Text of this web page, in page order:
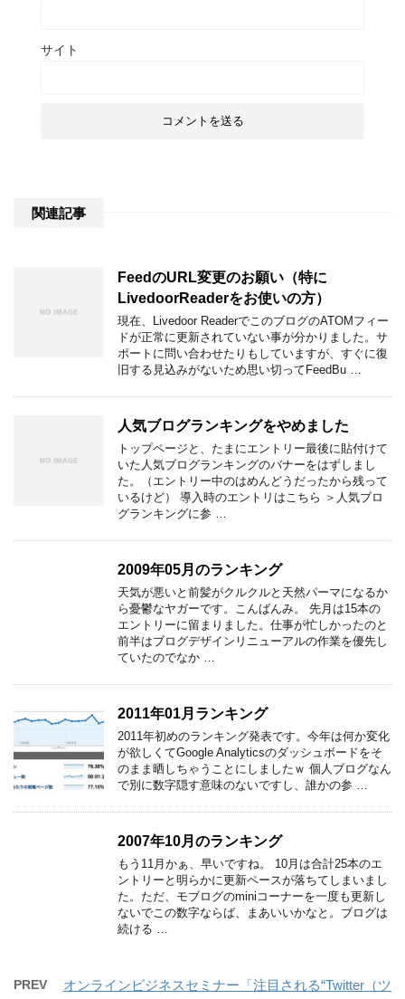
サイト
関連記事
FeedのURL変更のお願い（特に
LivedoorReaderをお使いの方）
現在、Livedoor ReaderでこのブログのATOMフィー
ドが正常に更新されていない事が分かりました。サ
ポートに問い合わせたりもしていますが、すぐに復
旧する見込みがないため思い切ってFeedBu …
人気ブログランキングをやめました
トップページと、たまにエントリー最後に貼付けて
いた人気ブログランキングのバナーをはずしまし
た。（エントリー中のはめんどうだったから残って
いるけど） 導入時のエントリはこちら ＞人気ブロ
グランキングに参 …
2009年05月のランキング
天気が悪いと前髪がクルクルと天然パーマになるか
ら憂鬱なヤガーです。こんばんみ。 先月は15本の
エントリーに留まりました。仕事が忙しかったのと
前半はブログデザインリニューアルの作業を優先し
ていたのでなか …
2011年01月ランキング
2011年初めのランキング発表です。今年は何か変化
が欲しくてGoogle Analyticsのダッシュボードをそ
のまま晒しちゃうことにしましたｗ 個人ブログなん
で別に数字隠す意味のないですし、誰かの参 …
2007年10月のランキング
もう11月かぁ、早いですね。 10月は合計25本のエ
ントリーと明らかに更新ペースが落ちてしまいまし
た。ただ、モブログのminiコーナーを一度も更新し
ないでこの数字ならば、まあいいかなと。ブログは
続ける …
PREV
オンラインビジネスセミナー「注目される“Twitter（ツ